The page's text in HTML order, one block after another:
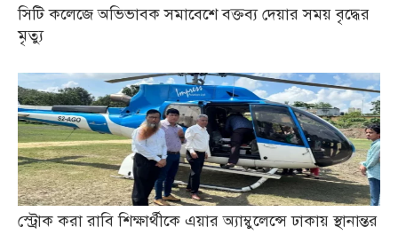
সিটি কলেজে অভিভাবক সমাবেশে বক্তব্য দেয়ার সময় বৃদ্ধের
মৃত্যু
স্ট্রোক করা রাবি শিক্ষার্থীকে এয়ার অ্যাম্বুলেন্সে ঢাকায় স্থানান্তর